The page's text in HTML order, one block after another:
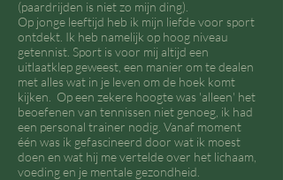
(paardrijden is niet zo mijn ding).
Op jonge leeftijd heb ik mijn liefde voor sport
ontdekt. Ik heb namelijk op hoog niveau
getennist. Sport is voor mij altijd een
uitlaatklep geweest, een manier om te dealen
met alles wat in je leven om de hoek komt
kijken. Op een zekere hoogte was 'alleen' het
beoefenen van tennissen niet genoeg, ik had
een personal trainer nodig. Vanaf moment
één was ik gefascineerd door wat ik moest
doen en wat hij me vertelde over het lichaam,
voeding en je mentale gezondheid.